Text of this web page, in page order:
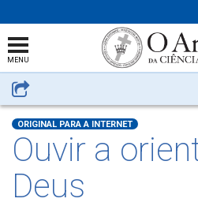
MENU
Compartilhar
ORIGINAL PARA A INTERNET
Ouvir a
Deus